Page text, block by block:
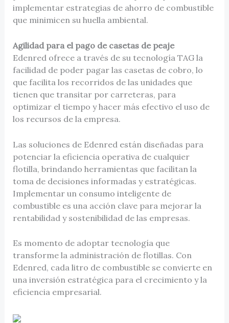
implementar estrategias de ahorro de combustible
que minimicen su huella ambiental.
Agilidad para el pago de casetas de peaje
Edenred ofrece a través de su tecnología TAG la
facilidad de poder pagar las casetas de cobro, lo
que facilita los recorridos de las unidades que
tienen que transitar por carreteras, para
optimizar el tiempo y hacer más efectivo el uso de
los recursos de la empresa.
Las soluciones de Edenred están diseñadas para
potenciar la eficiencia operativa de cualquier
flotilla, brindando herramientas que facilitan la
toma de decisiones informadas y estratégicas.
Implementar un consumo inteligente de
combustible es una acción clave para mejorar la
rentabilidad y sostenibilidad de las empresas.
Es momento de adoptar tecnología que
transforme la administración de flotillas. Con
Edenred, cada litro de combustible se convierte en
una inversión estratégica para el crecimiento y la
eficiencia empresarial.